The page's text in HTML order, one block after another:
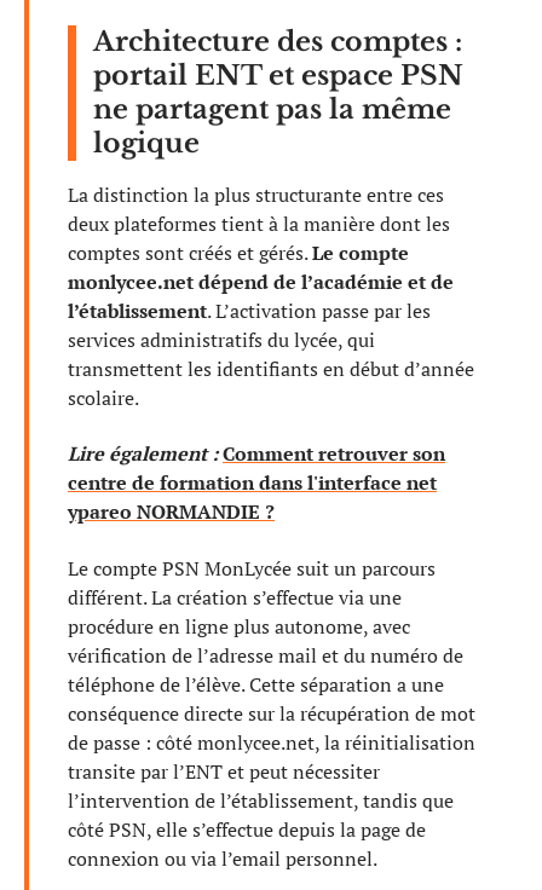
Architecture des comptes :
portail ENT et espace PSN
ne partagent pas la même
logique
La distinction la plus structurante entre ces
deux plateformes tient à la manière dont les
comptes sont créés et gérés.Le compte
monlycee.net dépend de l’académie et de
l’établissement. L’activation passe par les
services administratifs du lycée, qui
transmettent les identifiants en début d’année
scolaire.
Lire également :Comment retrouver son
centre de formation dans l'interface net
ypareo NORMANDIE ?
Le compte PSN MonLycée suit un parcours
différent. La création s’effectue via une
procédure en ligne plus autonome, avec
vérification de l’adresse mail et du numéro de
téléphone de l’élève. Cette séparation a une
conséquence directe sur la récupération de mot
de passe : côté monlycee.net, la réinitialisation
transite par l’ENT et peut nécessiter
l’intervention de l’établissement, tandis que
côté PSN, elle s’effectue depuis la page de
connexion ou via l’email personnel.